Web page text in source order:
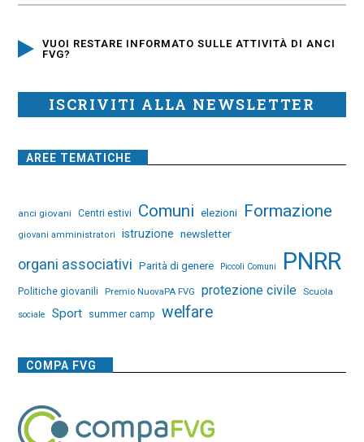
VUOI RESTARE INFORMATO SULLE ATTIVITÀ DI ANCI
FVG?
ISCRIVITI ALLA NEWSLETTER
AREE TEMATICHE
anci giovani Centri estivi Comuni elezioni Formazione
giovani amministratori istruzione newsletter
organi associativi Parità di genere Piccoli Comuni PNRR
Politiche giovanili Premio NuovaPA FVG protezione civile Scuola
sociale Sport summer camp welfare
COMPA FVG